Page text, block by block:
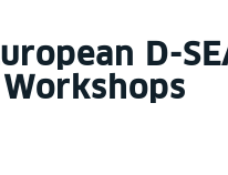
D-
Workshops